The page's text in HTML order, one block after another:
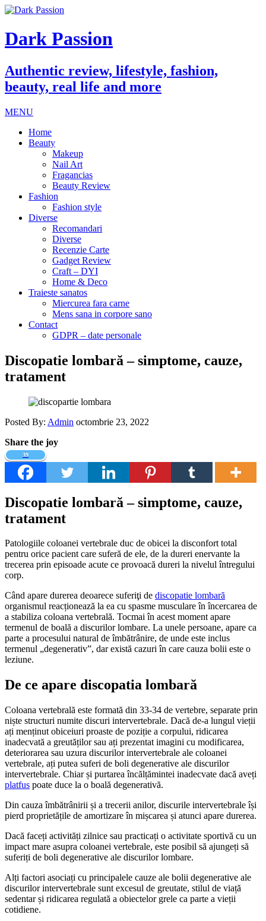
Dark Passion
Authentic review, lifestyle, fashion,
beauty, real life and more
MENU
Home
Beauty
Makeup
Nail Art
Fragancias
Beauty Review
Fashion
Fashion style
Diverse
Recomandari
Diverse
Recenzie Carte
Gadget Review
Craft – DYI
Home & Deco
Traieste sanatos
Miercurea fara carne
Mens sana in corpore sano
Contact
GDPR – date personale
Discopatie lombară – simptome, cauze,
tratament
Posted By: Admin octombrie 23, 2022
Share the joy
39
Discopatie lombară – simptome, cauze,
tratament
Patologiile coloanei vertebrale duc de obicei la disconfort total
pentru orice pacient care suferă de ele, de la dureri enervante la
trecerea prin episoade acute ce provoacă dureri la nivelul întregului
corp.
Când apare durerea deoarece suferiţi de discopatie lombară
organismul reacționează la ea cu spasme musculare în încercarea de
a stabiliza coloana vertebrală. Tocmai în acest moment apare
termenul de boală a discurilor lombare. La unele persoane, apare ca
parte a procesului natural de îmbătrânire, de unde este inclus
termenul „degenerativ”, dar există cazuri în care cauza bolii este o
leziune.
De ce apare discopatia lombară
Coloana vertebrală este formată din 33-34 de vertebre, separate prin
niște structuri numite discuri intervertebrale. Dacă de-a lungul vieții
ați menținut obiceiuri proaste de poziție a corpului, ridicarea
inadecvată a greutăților sau ați prezentat imagini cu modificarea,
deteriorarea sau uzura discurilor intervertebrale ale coloanei
vertebrale, ați putea suferi de boli degenerative ale discurilor
intervertebrale. Chiar și purtarea încălțămintei inadecvate dacă aveți
platfus poate duce la o boală degenerativă.
Din cauza îmbătrânirii și a trecerii anilor, discurile intervertebrale își
pierd proprietățile de amortizare în mișcarea și atunci apare durerea.
Dacă faceți activități zilnice sau practicați o activitate sportivă cu un
impact mare asupra coloanei vertebrale, este posibil să ajungeți să
suferiți de boli degenerative ale discurilor lombare.
Alți factori asociați cu principalele cauze ale bolii degenerative ale
discurilor intervertebrale sunt excesul de greutate, stilul de viață
sedentar și ridicarea regulată a obiectelor grele ca parte a vieții
cotidiene.